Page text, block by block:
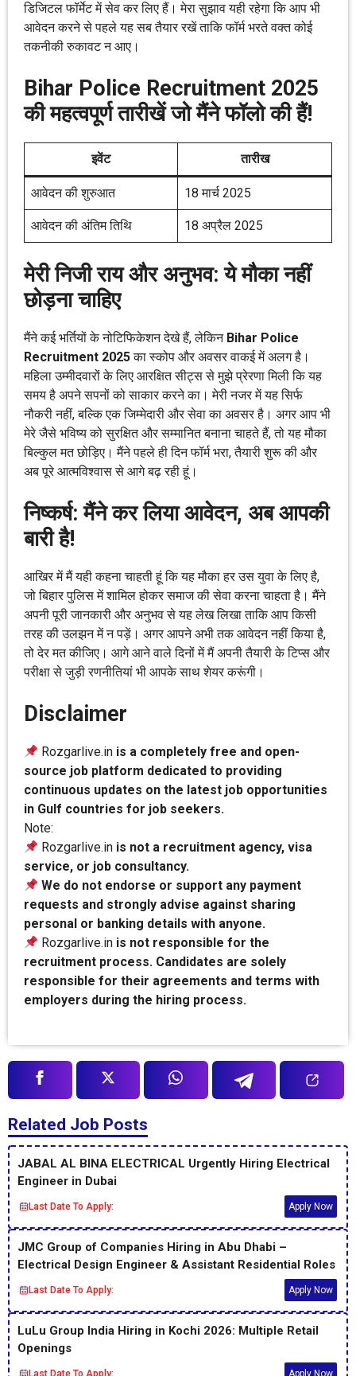
डिजिटल फॉर्मेट में सेव कर लिए हैं। मेरा सुझाव यही रहेगा कि आप भी
आवेदन करने से पहले यह सब तैयार रखें ताकि फॉर्म भरते वक्त कोई
तकनीकी रुकावट न आए।
Bihar Police Recruitment 2025
की महत्वपूर्ण तारीखें जो मैंने फॉलो की हैं!
इवेंट तारीख
आवेदन की शुरुआत 18 मार्च 2025
आवेदन की अंतिम तिथि 18 अप्रैल 2025
मेरी निजी राय और अनुभव: ये मौका नहीं
छोड़ना चाहिए
मैंने कई भर्तियों के नोटिफिकेशन देखे हैं, लेकिन Bihar Police
Recruitment 2025का स्कोप और अवसर वाकई में अलग है।
महिला उम्मीदवारों के लिए आरक्षित सीट्स से मुझे प्रेरणा मिली कि यह
समय है अपने सपनों को साकार करने का। मेरी नजर में यह सिर्फ
नौकरी नहीं, बल्कि एक जिम्मेदारी और सेवा का अवसर है। अगर आप भी
मेरे जैसे भविष्य को सुरक्षित और सम्मानित बनाना चाहते हैं, तो यह मौका
बिल्कुल मत छोड़िए। मैंने पहले ही दिन फॉर्म भरा, तैयारी शुरू की और
अब पूरे आत्मविश्वास से आगे बढ़ रही हूं।
निष्कर्ष: मैंने कर लिया आवेदन, अब आपकी
बारी है!
आखिर में मैं यही कहना चाहती हूं कि यह मौका हर उस युवा के लिए है,
जो बिहार पुलिस में शामिल होकर समाज की सेवा करना चाहता है। मैंने
अपनी पूरी जानकारी और अनुभव से यह लेख लिखा ताकि आप किसी
तरह की उलझन में न पड़ें। अगर आपने अभी तक आवेदन नहीं किया है,
तो देर मत कीजिए। आगे आने वाले दिनों में मैं अपनी तैयारी के टिप्स और
परीक्षा से जुड़ी रणनीतियां भी आपके साथ शेयर करूंगी।
Disclaimer
Rozgarlive.in is a completely free and open-
source job platform dedicated to providing
continuous updates on the latest job opportunities
in Gulf countries for job seekers.
Note:
Rozgarlive.in is not a recruitment agency, visa
service, or job consultancy.
We do not endorse or support any payment
requests and strongly advise against sharing
personal or banking details with anyone.
Rozgarlive.in is not responsible for the
recruitment process. Candidates are solely
responsible for their agreements and terms with
employers during the hiring process.
Related Job Posts
JABAL AL BINA ELECTRICAL Urgently Hiring Electrical
Engineer in Dubai
Last Date To Apply: Apply Now
JMC Group of Companies Hiring in Abu Dhabi –
Electrical Design Engineer & Assistant Residential Roles
Last Date To Apply: Apply Now
LuLu Group India Hiring in Kochi 2026: Multiple Retail
Openings